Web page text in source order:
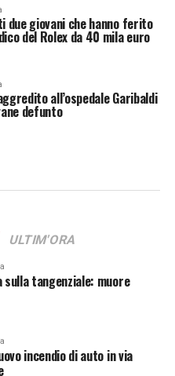
due giovani che hanno ferito
del Rolex da 40 mila euro
all’ospedale Garibaldi
defunto
ULTIM'ORA
tangenziale: muore
incendio di auto in via